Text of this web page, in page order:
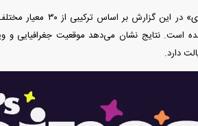
شاخص «امتیاز
است. نتایج نشان می‌دهد موقعیت جغرافیایی
دارد.